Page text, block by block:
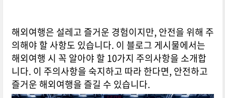
해외여행은 설레고 즐거운 경험이지만, 안전을 위해 주
의해야 할 사항도 있습니다. 이 블로그 게시물에서는
해외여행 시 꼭 알아야 할 10가지 주의사항을 소개합
니다. 이 주의사항을 숙지하고 따라 한다면, 안전하고
즐거운 해외여행을 즐길 수 있습니다.